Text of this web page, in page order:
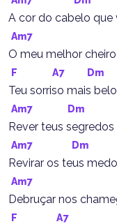
A cor do cabelo que
Am7
O meu melhor
F A7 Dm
Teu sorriso mais
Am7 Dm
Rever teus
Am7 Dm
Revirar os teus
Am7
Debruçar nos
F A7